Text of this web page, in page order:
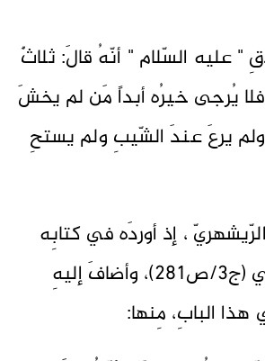
" عليه السّلام " أنّهُ قالَ: ثلاثٌ
يُرجى خيرُه أبداً مَن لم يخشَ
يرعَ عندَ الشّيبِ ولم يستحِ
، إذ أوردَه في كتابِه
ميزان الحكمةِ في (ج3/ص281)، وأضافَ إليهِ
البابِ، مِنها: